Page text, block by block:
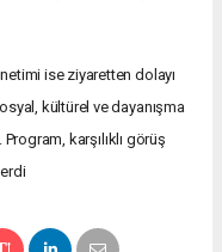
ise ziyaretten dolayı
kültürel ve dayanışma
karşılıklı görüş